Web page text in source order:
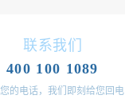
联系我们
400 100 1089
的电话，我们即刻给您回电